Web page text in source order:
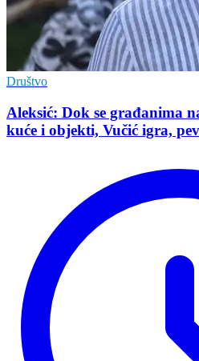
Društvo
Aleksić: Dok se građanima
kuće i objekti, Vučić igra,